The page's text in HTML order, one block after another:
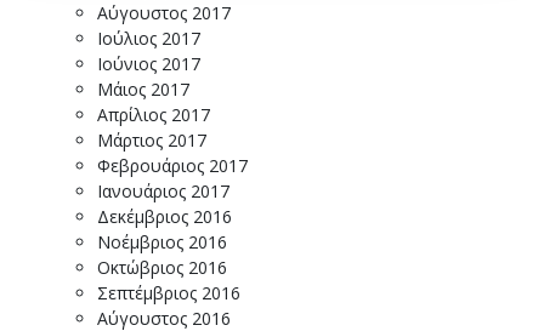
Αύγουστος 2017
Ιούλιος 2017
Ιούνιος 2017
Μάιος 2017
Απρίλιος 2017
Μάρτιος 2017
Φεβρουάριος 2017
Ιανουάριος 2017
Δεκέμβριος 2016
Νοέμβριος 2016
Οκτώβριος 2016
Σεπτέμβριος 2016
Αύγουστος 2016